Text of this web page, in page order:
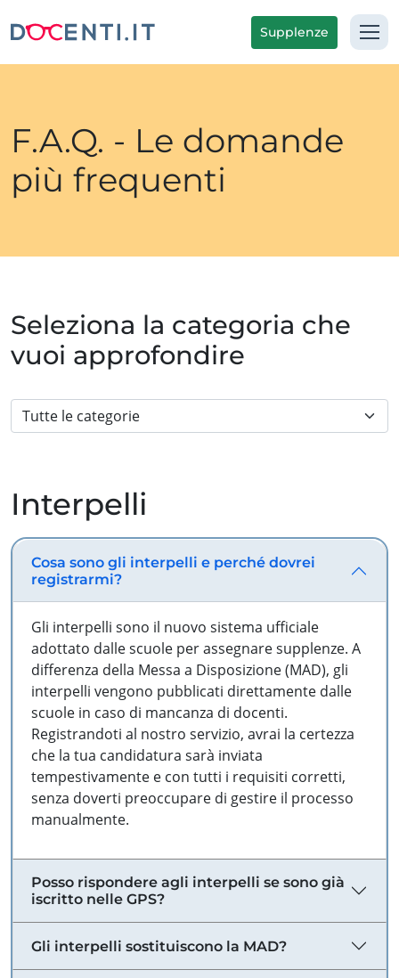
Supplenze
F.A.Q. - Le domande
più frequenti
Seleziona la categoria che
vuoi approfondire
Interpelli
Cosa sono gli interpelli e perché dovrei
registrarmi?
Gli interpelli sono il nuovo sistema ufficiale
adottato dalle scuole per assegnare supplenze. A
differenza della Messa a Disposizione (MAD), gli
interpelli vengono pubblicati direttamente dalle
scuole in caso di mancanza di docenti.
Registrandoti al nostro servizio, avrai la certezza
che la tua candidatura sarà inviata
tempestivamente e con tutti i requisiti corretti,
senza doverti preoccupare di gestire il processo
manualmente.
Posso rispondere agli interpelli se sono già
iscritto nelle GPS?
Gli interpelli sostituiscono la MAD?